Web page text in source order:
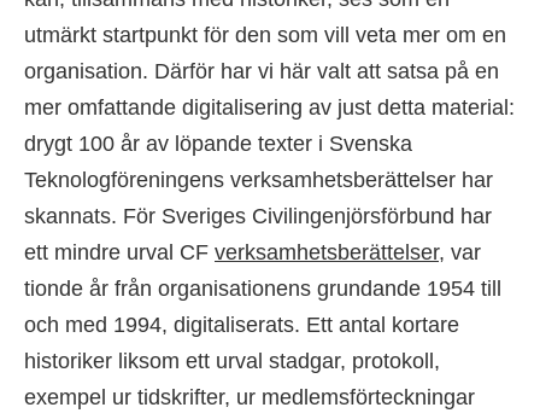
utmärkt startpunkt för den som vill veta mer om en
organisation. Därför har vi här valt att satsa på en
mer omfattande digitalisering av just detta material:
drygt 100 år av löpande texter i Svenska
Teknologföreningens verksamhetsberättelser har
skannats. För Sveriges Civilingenjörsförbund har
ett mindre urval CF verksamhetsberättelser, var
tionde år från organisationens grundande 1954 till
och med 1994, digitaliserats. Ett antal kortare
historiker liksom ett urval stadgar, protokoll,
exempel ur tidskrifter, ur medlemsförteckningar